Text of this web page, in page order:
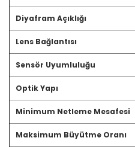
Diyafram Açıklığı
Lens Bağlantısı
Sensör Uyumluluğu
Optik Yapı
Minimum Netleme Mesafesi
Maksimum Büyütme Oranı